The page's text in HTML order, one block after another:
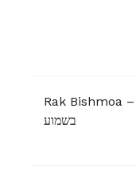
Rak Bishmoa – רק
בשמוע